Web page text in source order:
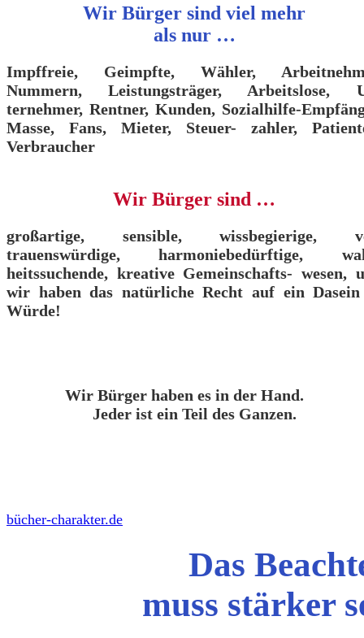
Wir Bürger sind viel mehr
als nur …
Impffreie, Geimpfte, Wähler,
Nummern, Leistungsträger, Arbeitslose,
ternehmer, Rentner, Kunden, Sozialhilfe-
Masse, Fans, Mieter, Steuer- zahler,
Verbraucher
Wir Bürger sind …
großartige, sensible, wissbegierige,
trauenswürdige, harmoniebedürftige,
heitssuchende, kreative Gemeinschafts- wesen,
wir haben das natürliche Recht auf ein
Würde!
Wir Bürger haben es in der Hand.
Jeder ist ein Teil des Ganzen.
bücher-charakter.de
Das
muss stärker